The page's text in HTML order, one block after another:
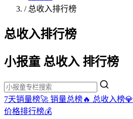
/ 总收入排行榜
总收入排行榜
小报童 总收入 排行榜
7天销量榜🚀 销量总榜🔥 总收入榜💎
价格排行榜💰